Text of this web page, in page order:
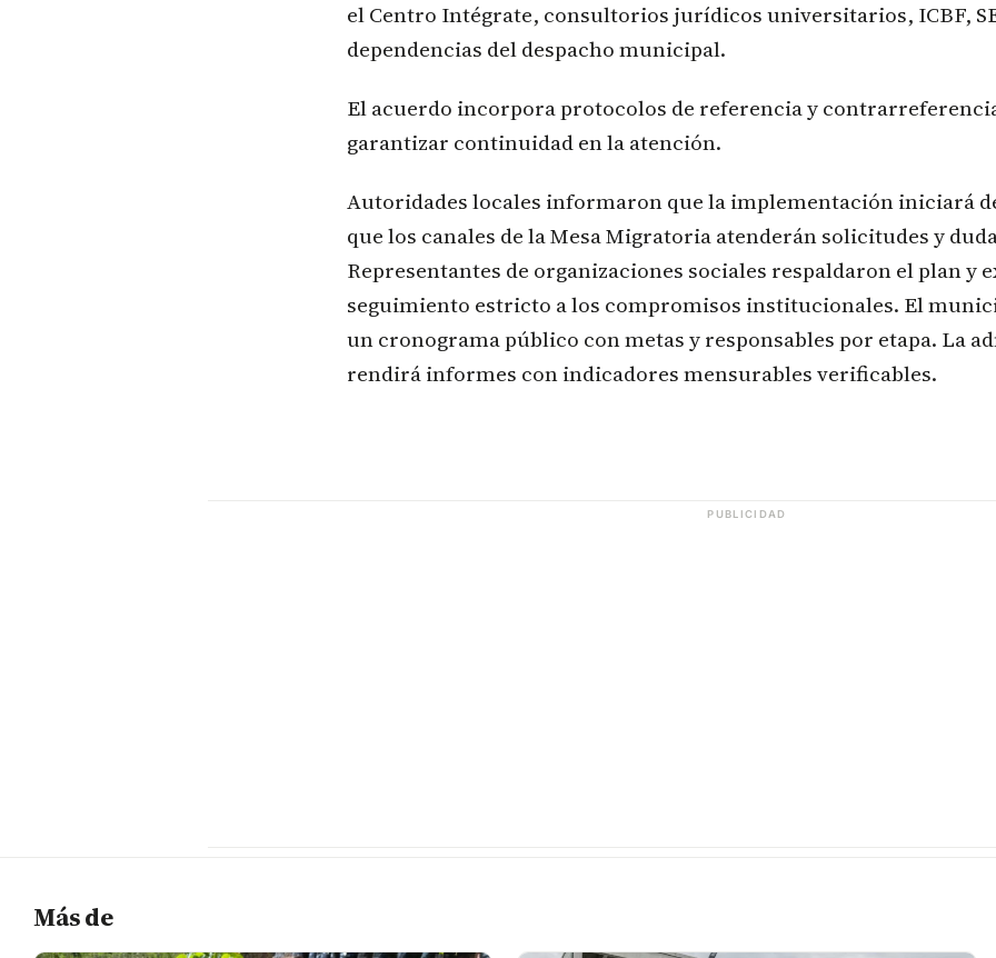
el Centro Intégrate, consultorios jurídicos universitarios, ICBF,
dependencias del despacho municipal.
El acuerdo incorpora protocolos de referencia y
garantizar continuidad en la atención.
Autoridades locales informaron que la implementación iniciará
que los canales de la Mesa Migratoria atenderán solicitudes y
Representantes de organizaciones sociales respaldaron el plan y
seguimiento estricto a los compromisos institucionales. El
un cronograma público con metas y responsables por etapa. La
rendirá informes con indicadores mensurables verificables.
PUBLICIDAD
Más de